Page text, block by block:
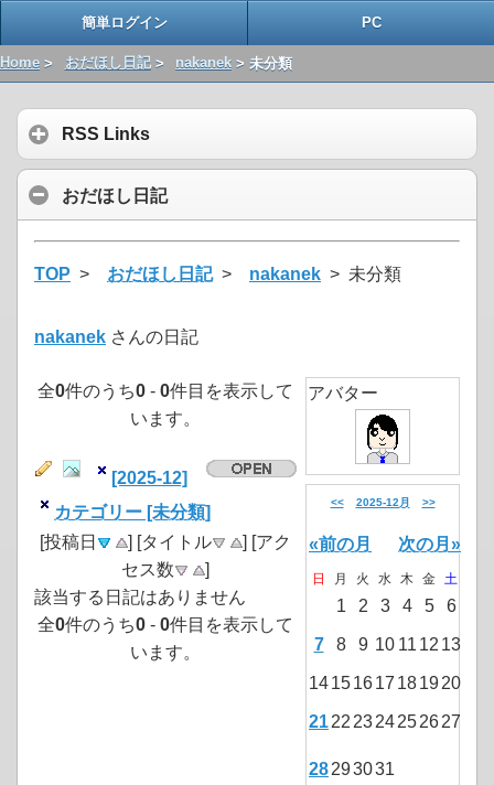
簡単ログイン PC
Home > おだほし日記> nakanek > 未分類
RSS Links
おだほし日記
TOP > おだほし日記> nakanek > 未分類
nakanek さんの日記
全0件のうち0 - 0件目を表示して
います。
[2025-12]
カテゴリー [未分類]
[投稿日
] [タイトル
] [アク
セス数
]
該当する日記はありません
全0件のうち0 - 0件目を表示して
います。
アバター
<< 2025-12月 >>
«前の月 次の月»
日 月 火 水 木 金 土
1 2 3 4 5 6
7 8 9 10 11 12 13
14151617 181920
2122 2324252627
28293031